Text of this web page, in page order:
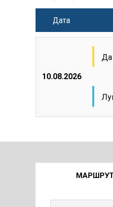
Дата
10.08.2026
Да